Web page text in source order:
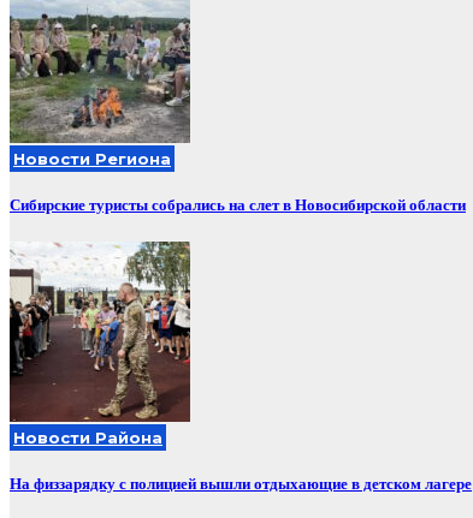
Новости Региона
Сибирские туристы собрались на слет в Новосибирской области
Новости Района
На физзарядку с полицией вышли отдыхающие в детском лагере